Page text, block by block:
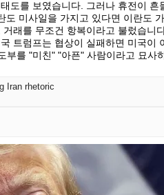
도를 보였습니다. 그러나 휴전이 흔
미사일을 가지고 있다면 이란도
래를 무조건 항복이라고 불렀습니
트럼프는 협상이 실패하면 미국이
를 "미친" "아픈" 사람이라고 묘사
Iran rhetoric